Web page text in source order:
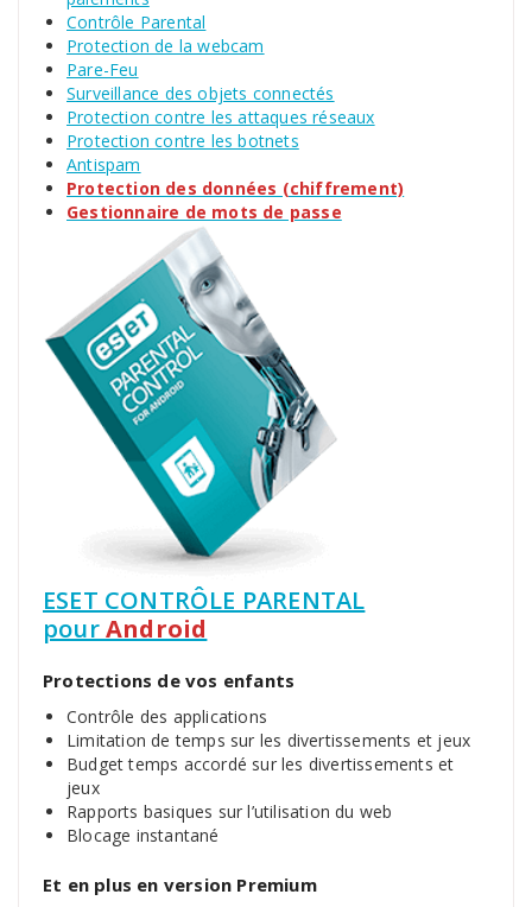
Contrôle Parental
Protection de la webcam
Pare-Feu
Surveillance des objets connectés
Protection contre les attaques réseaux
Protection contre les botnets
Antispam
Protection des données (chiffrement)
Gestionnaire de mots de passe
ESET CONTRÔLE PARENTAL
pourAndroid
Protections de vos enfants
Contrôle des applications
Limitation de temps sur les divertissements et jeux
Budget temps accordé sur les divertissements et
jeux
Rapports basiques sur l’utilisation du web
Blocage instantané
Et en plus en version Premium